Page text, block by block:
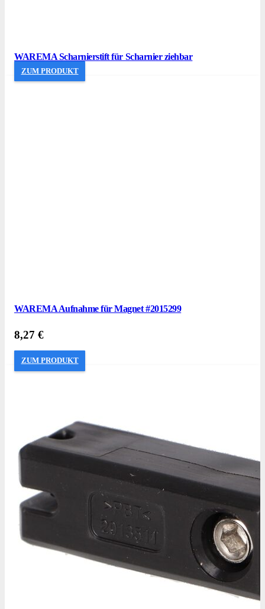
WAREMA Scharnierstift für Scharnier ziehbar
ZUM PRODUKT
WAREMA Aufnahme für Magnet #2015299
8,27 €
ZUM PRODUKT